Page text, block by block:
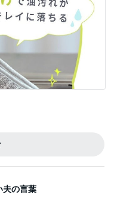
夫の言葉